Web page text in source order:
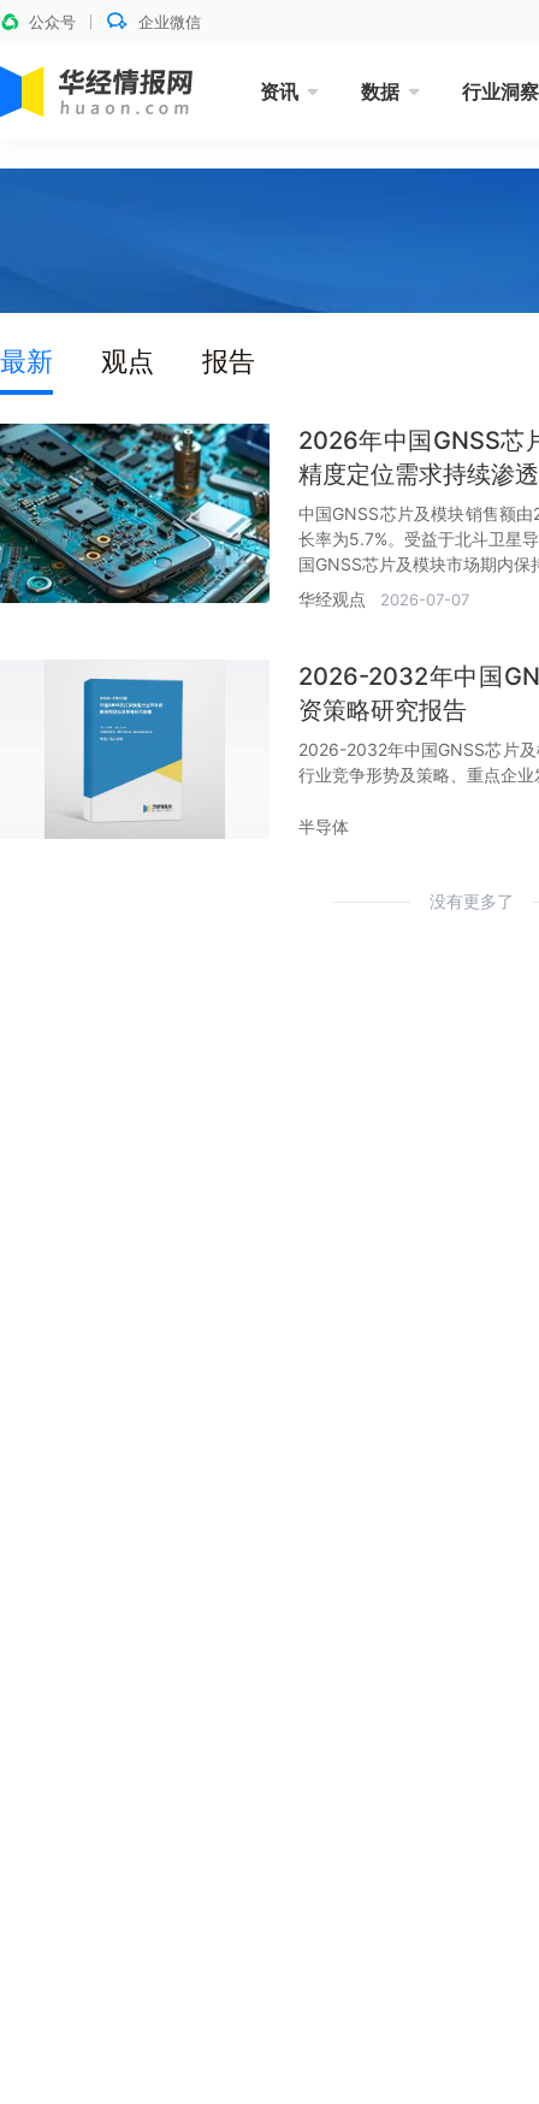
公众号 企业微信
资讯 数据 行业洞察
最新 观点 报告
2026年中国GNSS芯
精度定位需求持续渗
中国GNSS芯片及模块销售额
长率为5.7%。受益于北斗卫星
国GNSS芯片及模块市场期内保
华经观点
2026-07-07
2026-2032年中国
资策略研究报告
2026-2032年中国GNSS芯片
行业竞争形势及策略、重点企
半导体
没有更多了